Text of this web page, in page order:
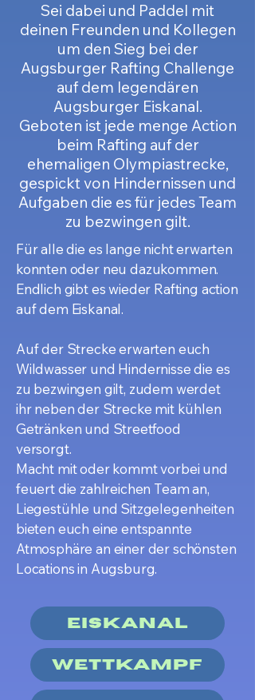
Sei dabei und Paddel mit
deinen Freunden und Kollegen
um den Sieg bei der
Augsburger Rafting Challenge
auf dem legendären
Augsburger Eiskanal.
Geboten ist jede menge Action
beim Rafting auf der
ehemaligen Olympiastrecke,
gespickt von Hindernissen und
Aufgaben die es für jedes Team
zu bezwingen gilt.
Für alle die es lange nicht erwarten
konnten oder neu dazukommen.
Endlich gibt es wieder Rafting action
auf dem Eiskanal.
Auf der Strecke erwarten euch
Wildwasser und Hindernisse die es
zu bezwingen gilt, zudem werdet
ihr neben der Strecke mit kühlen
Getränken und Streetfood
versorgt.
Macht mit oder kommt vorbei und
feuert die zahlreichen Team an,
Liegestühle und Sitzgelegenheiten
bieten euch eine entspannte
Atmosphäre an einer der schönsten
Locations in Augsburg.
Eiskanal
Wettkampf